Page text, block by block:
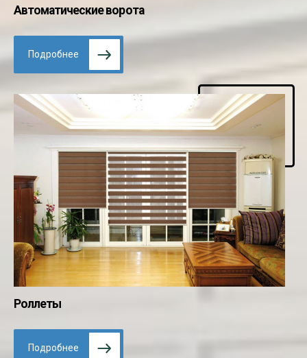
Автоматические ворота
Подробнее
Роллеты
Подробнее